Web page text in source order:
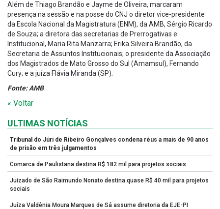
Além de Thiago Brandão e Jayme de Oliveira, marcaram
presença na sessão e na posse do CNJ o diretor vice-presidente
da Escola Nacional da Magistratura (ENM), da AMB, Sérgio Ricardo
de Souza; a diretora das secretarias de Prerrogativas e
Institucional, Maria Rita Manzarra; Erika Silveira Brandão, da
Secretaria de Assuntos Institucionais; o presidente da Associação
dos Magistrados de Mato Grosso do Sul (Amamsul), Fernando
Cury; e a juíza Flávia Miranda (SP).
Fonte: AMB
« Voltar
ULTIMAS NOTÍCIAS
Tribunal do Júri de Ribeiro Gonçalves condena réus a mais de 90 anos
de prisão em três julgamentos
Comarca de Paulistana destina R$ 182 mil para projetos sociais
Juizado de São Raimundo Nonato destina quase R$ 40 mil para projetos
sociais
Juíza Valdênia Moura Marques de Sá assume diretoria da EJE-PI